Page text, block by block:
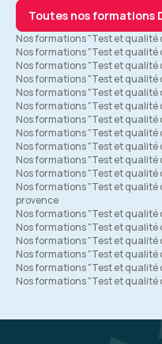
Toutes nos formations
Nos formations "Test et qualité
Nos formations "Test et qualité
Nos formations "Test et qualité
Nos formations "Test et qualité
Nos formations "Test et qualité
Nos formations "Test et qualité
Nos formations "Test et
Nos formations "Test et qualité
Nos formations "Test et
Nos formations "Test et qualité
Nos formations "Test et
Nos formations "Test et
provence
Nos formations "Test et
Nos formations "Test et qualité
Nos formations "Test et qualité
Nos formations "Test et qualité
Nos formations "Test et
Nos formations "Test et